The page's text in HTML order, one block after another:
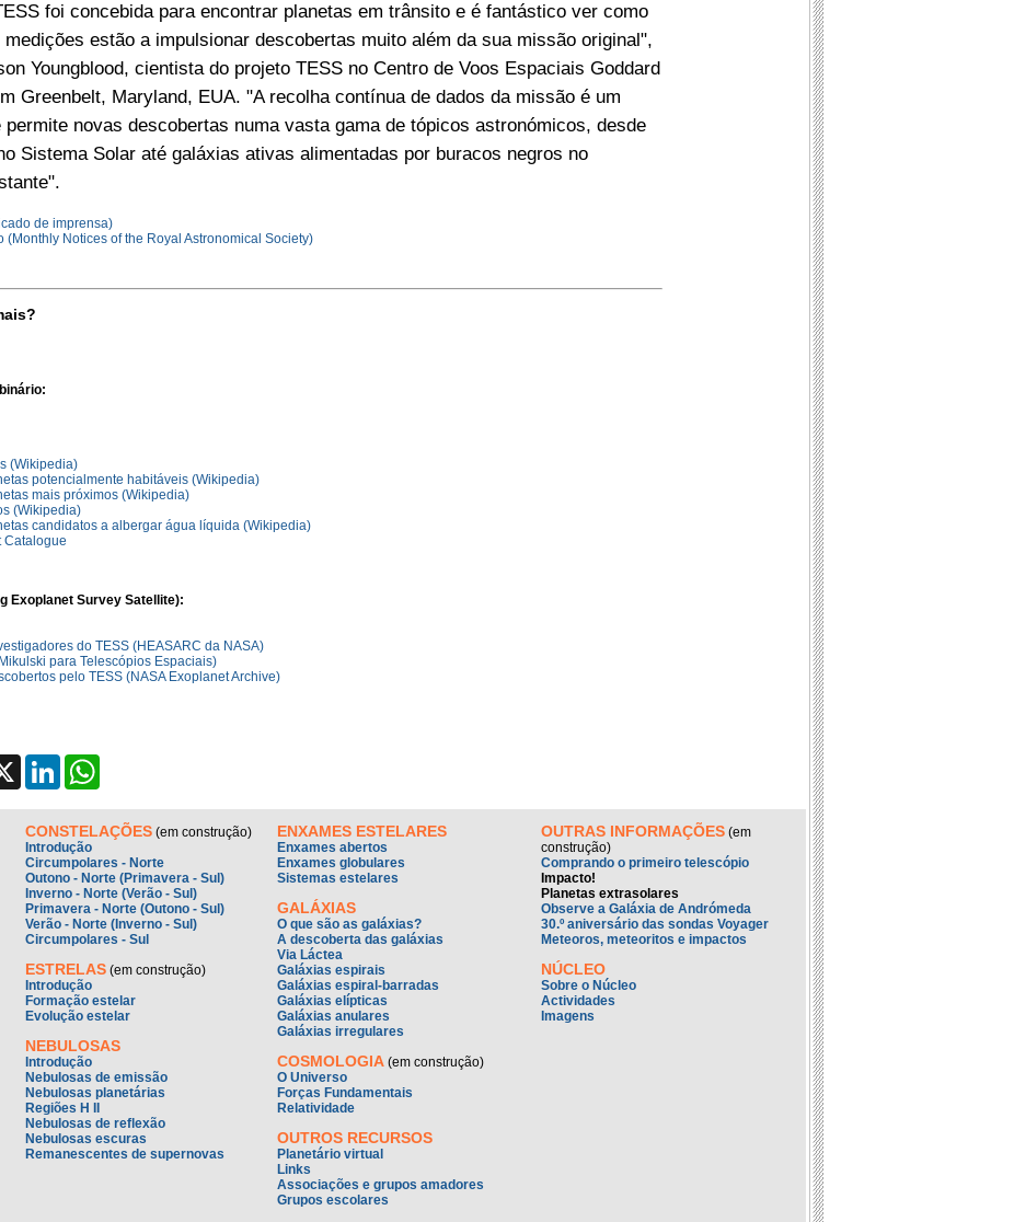
foi concebida para encontrar planetas em trânsito e é fantástico ver como
estão a impulsionar descobertas muito além da sua missão original",
Youngblood, cientista do projeto TESS no Centro de Voos Espaciais Goddard
Greenbelt, Maryland, EUA. "A recolha contínua de dados da missão é um
permite novas descobertas numa vasta gama de tópicos astronómicos, desde
Sistema Solar até galáxias ativas alimentadas por buracos negros no
de imprensa)
(Monthly Notices of the Royal Astronomical Society)
(Wikipedia)
potencialmente habitáveis (Wikipedia)
mais próximos (Wikipedia)
(Wikipedia)
candidatos a albergar água líquida (Wikipedia)
Catalogue
Exoplanet Survey Satellite):
do TESS (HEASARC da NASA)
para Telescópios Espaciais)
pelo TESS (NASA Exoplanet Archive)
X LinkedInWhatsApp